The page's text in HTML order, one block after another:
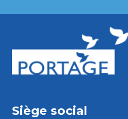
Siège social